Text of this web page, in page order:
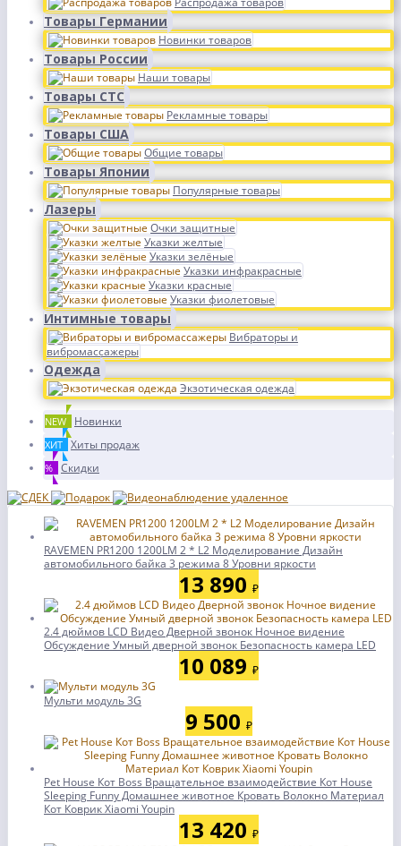
Товары Германии
Новинки товаров
Товары России
Наши товары
Товары СТС
Рекламные товары
Товары США
Общие товары
Товары Японии
Популярные товары
Лазеры
Очки защитные
Указки желтые
Указки зелёные
Указки инфракрасные
Указки красные
Указки фиолетовые
Интимные товары
Вибраторы и
вибромассажеры
Одежда
Экзотическая одежда
NEW Новинки
ХИТ Хиты продаж
% Скидки
RAVEMEN PR1200 1200LM 2 * L2 Моделирование Дизайн
автомобильного байка 3 режима 8 Уровни яркости
13 890 ₽
2.4 дюймов LCD Видео Дверной звонок Ночное видение
Обсуждение Умный дверной звонок Безопасность камера LED
10 089 ₽
Мульти модуль 3G
9 500 ₽
Pet House Кот Boss Вращательное взаимодействие Кот House
Sleeping Funny Домашнее животное Кровать Волокно Материал
Кот Коврик Xiaomi Youpin
13 420 ₽